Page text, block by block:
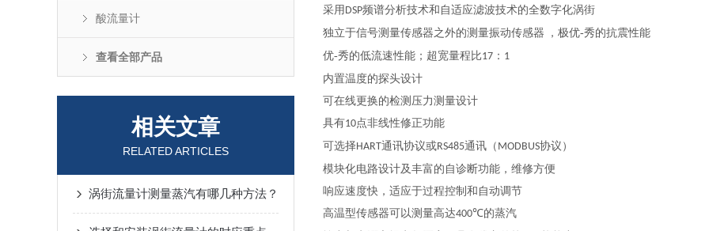
酸流量计
查看全部产品
相关文章
RELATED ARTICLES
涡街流量计测量蒸汽有哪几种方法？
采用 DSP频谱分析技术和自适应滤波技术的全数字化涡街
独立于信号测量传感器之外的测量振动传感器
，极优-秀的抗震性能
优-秀的低流速性能；超宽量程比17 ： 1
内置温度的探头设计
可在线更换的检测压力测量设计
具有10点非线性修正功能
可选择HART通讯协议或RS485通讯（ MODBUS协议）
模块化电路设计及丰富的自诊断功能，维修方便
响应速度快，适应于过程控制和自动调节
高温型传感器可以测量高达400℃的蒸汽